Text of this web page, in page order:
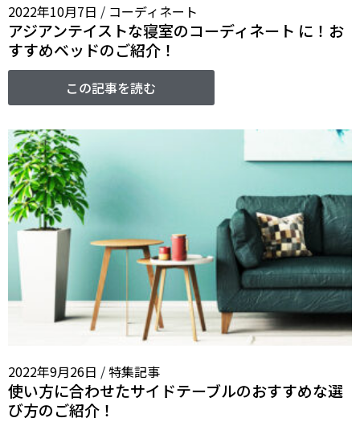
2022年10月7日 / コーディネート
アジアンテイストな寝室のコーディネート に！お
すすめベッドのご紹介！
この記事を読む
2022年9月26日 / 特集記事
使い方に合わせたサイドテーブルのおすすめな選
び方のご紹介！